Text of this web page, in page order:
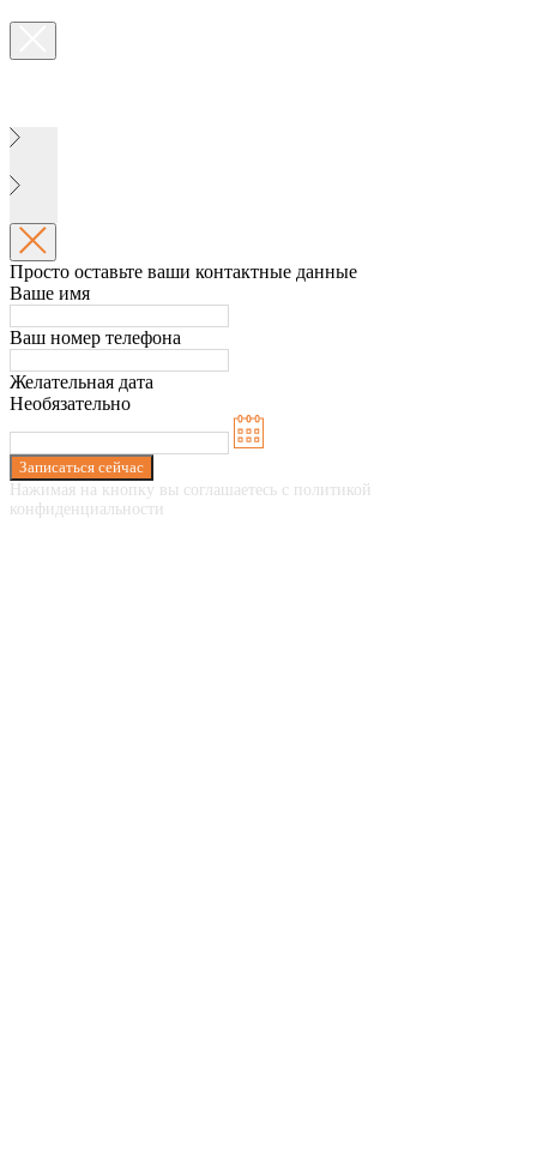
Просто оставьте ваши контактные данные
Ваше имя
Ваш номер телефона
Желательная дата
Необязательно
Записаться сейчас
Нажимая на кнопку вы соглашаетесь с политикой
конфиденциальности